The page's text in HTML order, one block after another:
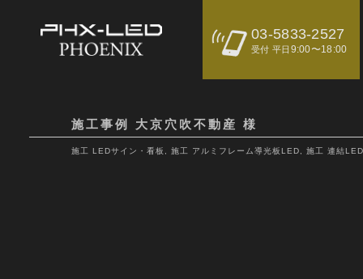
03-5833-2527
受付 平日 9:00〜18:00
施工事例 大京穴吹不動産 様
施工 LEDサイン・看板 施工 アルミフレーム導光板LED 施工 連結